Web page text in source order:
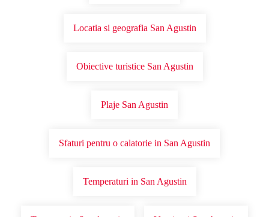
Locatia si geografia San Agustin
Obiective turistice San Agustin
Plaje San Agustin
Sfaturi pentru o calatorie in San Agustin
Temperaturi in San Agustin